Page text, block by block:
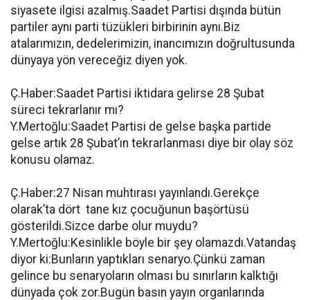
siyasete ilgisi azalmış.Saadet Partisi dışında bütün
partiler aynı parti tüzükleri birbirinin aynı.Biz
atalarımızın, dedelerimizin, inancımızın doğrultusunda
dünyaya yön vereceğiz diyen yok.
Ç.Haber:Saadet Partisi iktidara gelirse 28 Şubat
süreci tekrarlanır mı?
Y.Mertoğlu:Saadet Partisi de gelse başka partide
gelse artık 28 Şubat’ın tekrarlanması diye bir olay söz
konusu olamaz.
Ç.Haber:27 Nisan muhtırası yayınlandı.Gerekçe
olarak’ta dört tane kız çocuğunun başörtüsü
gösterildi.Sizce darbe olur muydu?
Y.Mertoğlu:Kesinlikle böyle bir şey olamazdı.Vatandaş
diyor ki:Bunların yaptıkları senaryo.Çünkü zaman
gelince bu senaryoların olması bu sınırların kalktığı
dünyada çok zor.Bugün basın yayın organlarında